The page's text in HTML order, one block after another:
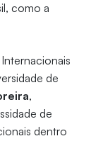
como a
de
,
de
dentro